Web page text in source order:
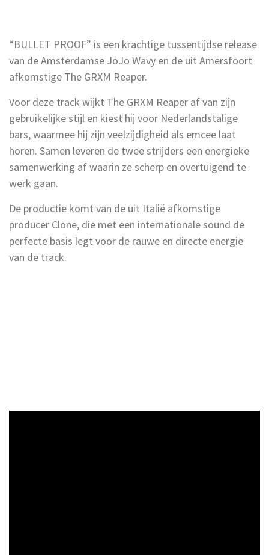
“BULLET PROOF” is een krachtige tussentijdse release
van de Amsterdamse JoJo Wavy en de uit Amersfoort
afkomstige The GRXM Reaper.
Voor deze track wijkt The GRXM Reaper af van zijn
gebruikelijke stijl en kiest hij voor Nederlandstalige
bars, waarmee hij zijn veelzijdigheid als emcee laat
horen. Samen leveren de twee strijders een energieke
samenwerking af waarin ze scherp en overtuigend te
werk gaan.
De productie komt van de uit Italië afkomstige
producer Clone, die met een internationale sound de
perfecte basis legt voor de rauwe en directe energie
van de track.